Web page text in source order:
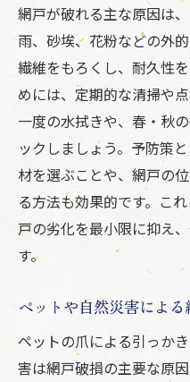
網戸が破れる主な原因は
雨、砂埃、花粉などの外
繊維をもろくし、耐久性
めには、定期的な清掃や
一度の水拭きや、春・秋
ックしましょう。予防策
材を選ぶことや、網戸の
る方法も効果的です。こ
戸の劣化を最小限に抑え
す。
ペットや自然災害によ
ペットの爪による引っか
害は網戸破損の主要な原